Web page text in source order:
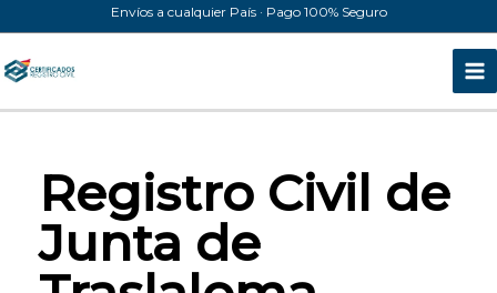
al
contenido
Envíos a cualquier País · Pago 100% Seguro
Registro Civil de
Junta de